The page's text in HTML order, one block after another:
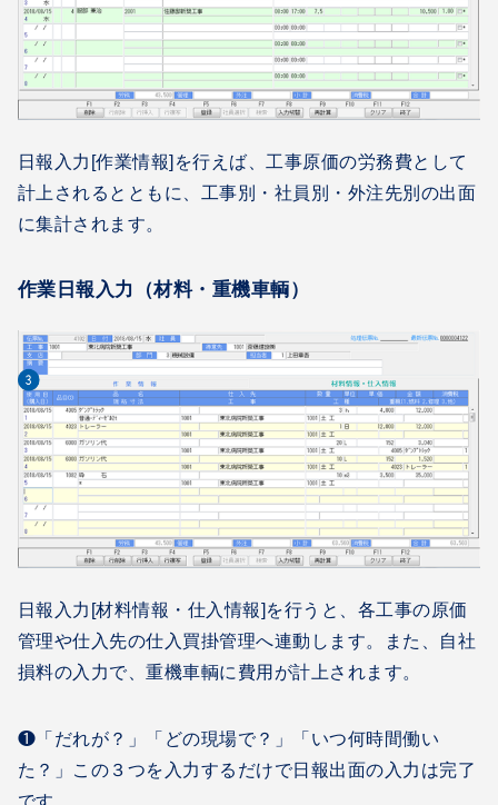
日報入力[作業情報]を行えば、工事原価の労務費として
計上されるとともに、工事別・社員別・外注先別の出面
に集計されます。
作業日報入力（材料・重機車輌）
日報入力[材料情報・仕入情報]を行うと、各工事の原価
管理や仕入先の仕入買掛管理へ連動します。また、自社
損料の入力で、重機車輌に費用が計上されます。
❶「だれが？」「どの現場で？」「いつ何時間働い
た？」この３つを入力するだけで日報出面の入力は完了
です。